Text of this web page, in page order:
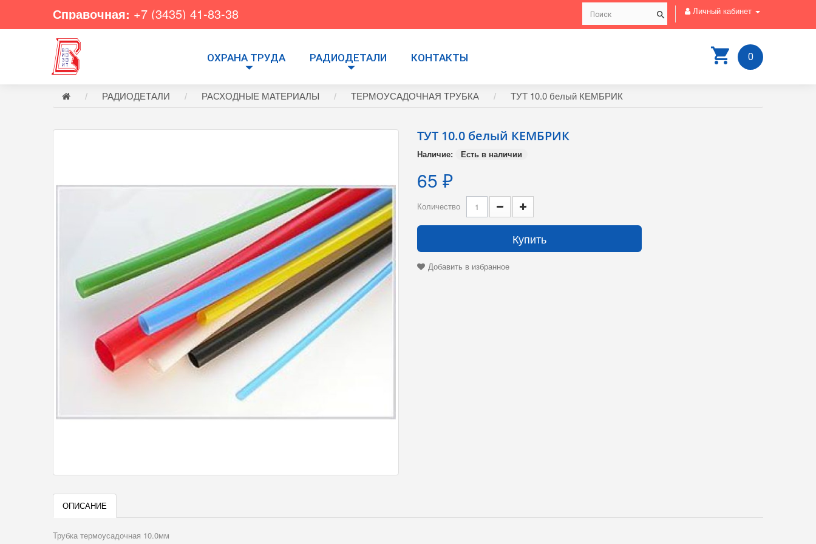
Справочная: +7 (3435) 41-83-38 Личный кабинет
0
ОХРАНА ТРУДА РАДИОДЕТАЛИ КОНТАКТЫ
РАДИОДЕТАЛИ РАСХОДНЫЕ МАТЕРИАЛЫ ТЕРМОУСАДОЧНАЯ ТРУБКА ТУТ 10.0 белый КЕМБРИК
ТУТ 10.0 белый КЕМБРИК
Наличие: Есть в наличии
65 ₽
Количество
Купить
Добавить в избранное
ОПИСАНИЕ
Трубка термоусадочная 10.0мм